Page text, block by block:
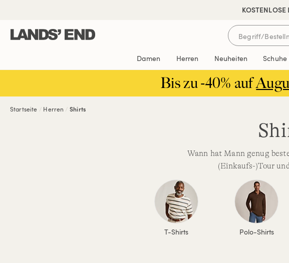
Inhalt
Navigation
Suche
🔒 SICHER BEZAHLEN
Damen Herren Neuheiten
Bis zu -40% auf
Startseite Herren Shirts
Wann hat Mann genug
(Einkaufs-)Tour
T-Shirts Polo-Shirts